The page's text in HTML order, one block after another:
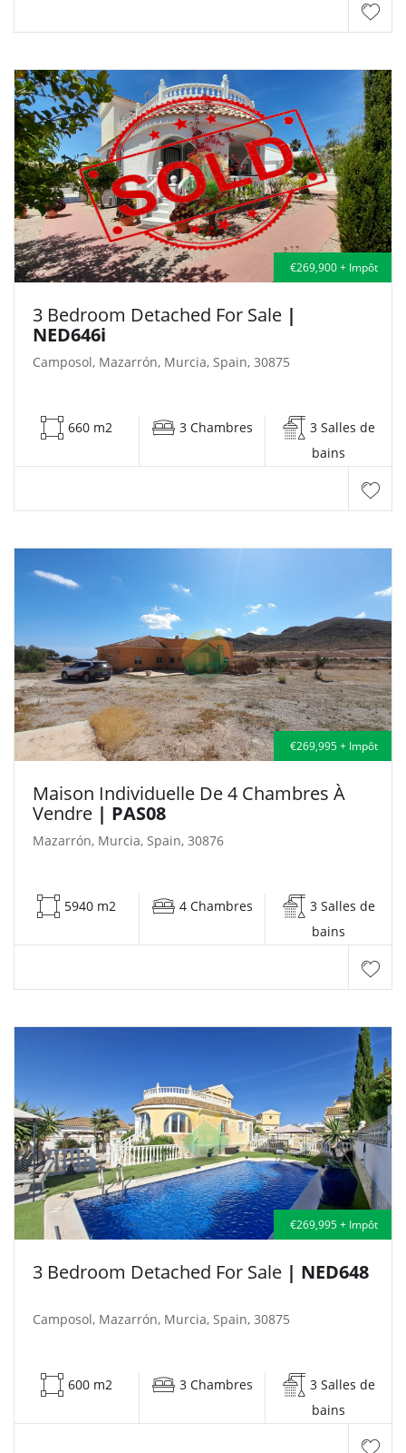
€269,900 + Impôt
3 Bedroom Detached For Sale |
NED646i
Camposol, Mazarrón, Murcia, Spain, 30875
660 m2 3 Chambres
3 Salles de
bains
€269,995 + Impôt
Maison Individuelle De 4 Chambres À
Vendre | PAS08
Mazarrón, Murcia, Spain, 30876
5940 m2 4 Chambres
3 Salles de
bains
€269,995 + Impôt
3 Bedroom Detached For Sale | NED648
Camposol, Mazarrón, Murcia, Spain, 30875
600 m2 3 Chambres
3 Salles de
bains